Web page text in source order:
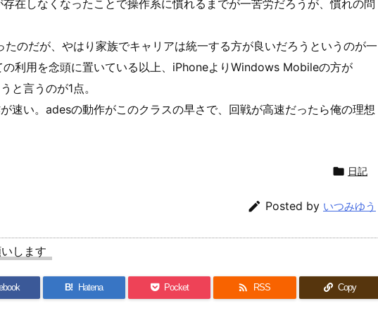
在しなくなったことで操作系に慣れるまでが一苦労だろうが、慣れの問
のだが、やはり家族でキャリアは統一する方が良いだろうというのが一
の利用を念頭に置いている以上、iPhoneよりWindows Mobileの方が
と言うのが1点。
速い。adesの動作がこのクラスの早さで、回戦が高速だったら俺の理想
 日記
 Posted by いつみゆう
します
B! Hatena Pocket  RSS Copy